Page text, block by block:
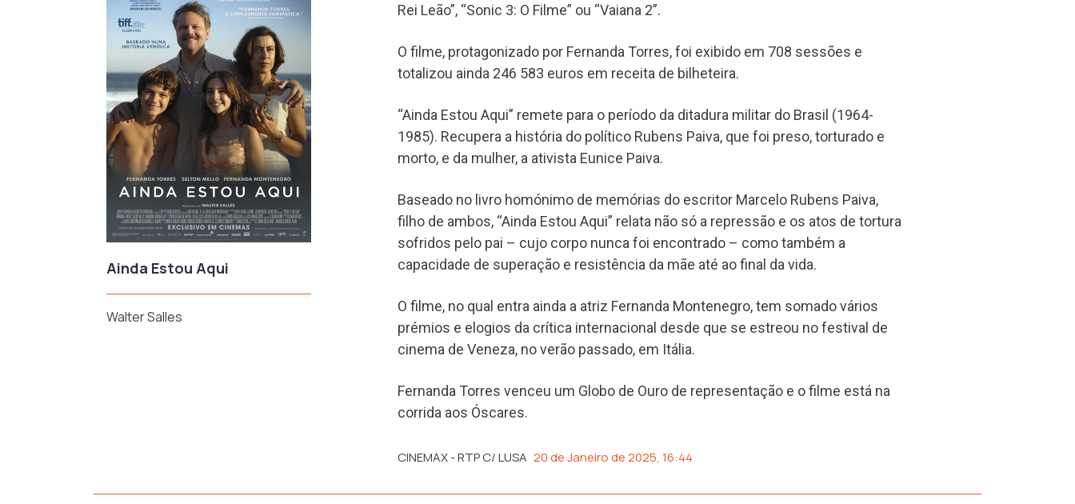
Ainda Estou Aqui
Walter Salles
Rei Leão”, “Sonic 3: O Filme” ou “Vaiana 2”.
O filme, protagonizado por Fernanda Torres, foi exibido em 708 sessões e
totalizou ainda 246 583 euros em receita de bilheteira.
“Ainda Estou Aqui” remete para o período da ditadura militar do Brasil (1964-
1985). Recupera a história do político Rubens Paiva, que foi preso, torturado e
morto, e da mulher, a ativista Eunice Paiva.
Baseado no livro homónimo de memórias do escritor Marcelo Rubens Paiva,
filho de ambos, “Ainda Estou Aqui” relata não só a repressão e os atos de tortura
sofridos pelo pai – cujo corpo nunca foi encontrado – como também a
capacidade de superação e resistência da mãe até ao final da vida.
O filme, no qual entra ainda a atriz Fernanda Montenegro, tem somado vários
prémios e elogios da crítica internacional desde que se estreou no festival de
cinema de Veneza, no verão passado, em Itália.
Fernanda Torres venceu um Globo de Ouro de representação e o filme está na
corrida aos Óscares.
CINEMAX - RTP C/ LUSA 20 de Janeiro de 2025, 16:44